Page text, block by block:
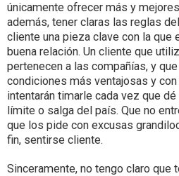
únicamente ofrecer más y
además, tener claras las reglas
cliente una pieza clave con la que
buena relación. Un cliente que
pertenecen a las compañías, y
condiciones más ventajosas y
intentarán timarle cada vez que
límite o salga del país. Que no
que los pide con excusas
fin, sentirse cliente.
Sinceramente, no tengo claro que